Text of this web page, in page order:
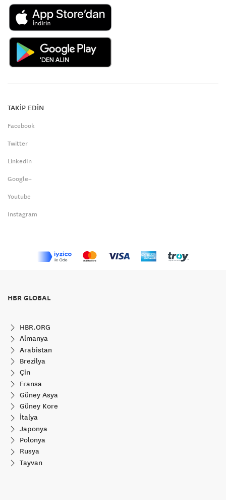
TAKİP EDİN
Facebook
Twitter
LinkedIn
Google+
Youtube
Instagram
HBR GLOBAL
HBR.ORG
Almanya
Arabistan
Brezilya
Çin
Fransa
Güney Asya
Güney Kore
İtalya
Japonya
Polonya
Rusya
Tayvan